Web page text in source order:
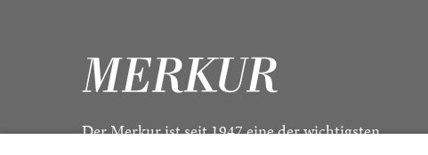
Der Merkur ist seit 1947 eine der wichtigsten